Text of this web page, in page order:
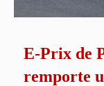
E-Prix de
remporte